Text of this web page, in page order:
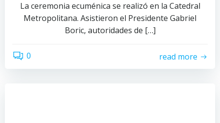
La ceremonia ecuménica se realizó en la Catedral
Metropolitana. Asistieron el Presidente Gabriel
Boric, autoridades de […]
0 read more